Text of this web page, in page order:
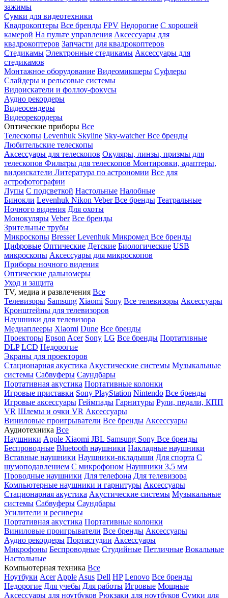
зажимы
Сумки для видеотехники
Квадрокоптеры Все бренды FPV Недорогие С хорошей
камерой На пульте управления Аксессуары для
квадрокоптеров Запчасти для квадрокоптеров
Стедикамы Электронные стедикамы Аксессуары для
стедикамов
Монтажное оборудование Видеомикшеры Суфлеры
Слайдеры и рельсовые системы
Видоискатели и фоллоу-фокусы
Аудио рекордеры
Видеосендеры
Видеорекордеры
Оптические приборы Все
Телескопы Levenhuk Skyline Sky-watcherВсе бренды
Любительские телескопы
Аксессуары для телескопов Окуляры, линзы, призмы для
телескопов Фильтры для телескопов Монтировки, адаптеры,
видоискатели Литература по астрономии Все для
астрофотографии
Лупы С подсветкой Настольные Налобные
Бинокли Levenhuk Nikon VeberВсе бренды Театральные
Ночного видения Для охоты
Монокуляры Veber Все бренды
Зрительные трубы
Микроскопы BresserLevenhuk Микромед Все бренды
Цифровые Оптические Детские Биологические USB
микроскопы Аксессуары для микроскопов
Приборы ночного видения
Оптические дальномеры
Уход и защита
TV, медиа и развлечения Все
Телевизоры Samsung Xiaomi Sony Все телевизоры Аксессуары
Кронштейны для телевизоров
Наушники для телевизора
Медиаплееры Xiaomi Dune Все бренды
Проекторы Epson Acer Sony LG Все бренды Портативные
DLP LCD Недорогие
Экраны для проекторов
Стационарная акустика Акустические системы Музыкальные
системы Сабвуферы Саундбары
Портативная акустика Портативные колонки
Игровые приставки Sony PlayStation Nintendo Все бренды
Игровые аксессуары Геймпады Гарнитуры Рули, педали, КПП
VR Шлемы и очки VR Аксессуары
Виниловые проигрыватели Все бренды Аксессуары
Аудиотехника Все
Наушники Apple Xiaomi JBL Samsung Sony Все бренды
Беспроводные Bluetooth наушники Накладные наушники
Вставные наушники Наушники-вкладыши Для спорта С
шумоподавлением С микрофоном Наушники 3,5 мм
Проводные наушники Для телефона Для телевизора
Компьютерные наушники и гарнитуры Аксессуары
Стационарная акустика Акустические системы Музыкальные
системы Сабвуферы Саундбары
Усилители и ресиверы
Портативная акустика Портативные колонки
Виниловые проигрыватели Все бренды Аксессуары
Аудио рекордеры Портастудии Аксессуары
Микрофоны Беспроводные Студийные Петличные Вокальные
Настольные
Компьютерная техника Все
Ноутбуки Acer Apple Asus Dell HP Lenovo Все бренды
Недорогие Для учебы Для работы Игровые Мощные
Аксессуары для ноутбуков Рюкзаки для ноутбуков Сумки для